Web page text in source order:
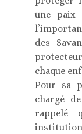
une paix
des
chaque
Pour sa
chargé
rappelé
institution